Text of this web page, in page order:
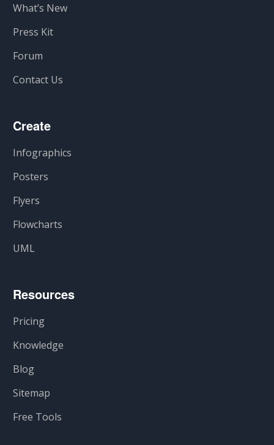
What’s New
Press Kit
Forum
Contact Us
Create
Infographics
Posters
Flyers
Flowcharts
UML
Resources
Pricing
Knowledge
Blog
Sitemap
Free Tools